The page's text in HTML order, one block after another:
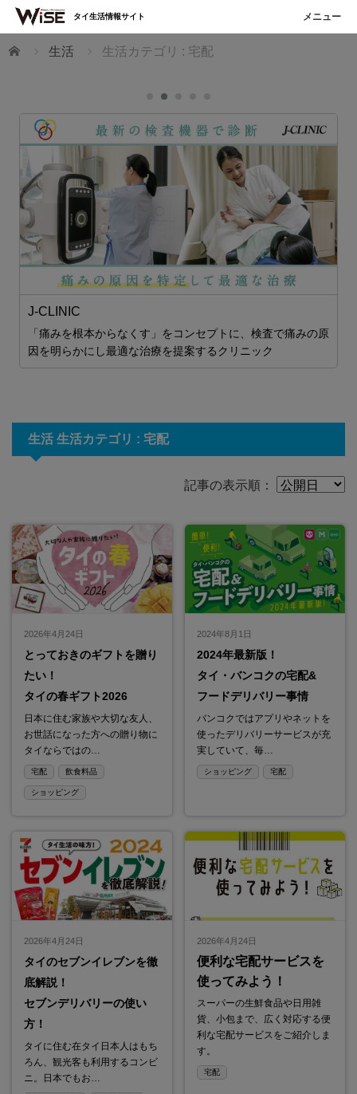
ホーム 生活 生活カテゴリ : 宅配
J-CLINIC
「痛みを根本からなくす」をコンセプトに、検査で痛みの原
因を明らかにし最適な治療を提案するクリニック
生活 生活カテゴリ : 宅配
記事の表示順：
2026年4月24日
とっておきのギフトを贈り
たい！
タイの春ギフト2026
日本に住む家族や大切な友人、
お世話になった方への贈り物に
タイならではの…
宅配 飲食料品
ショッピング
2024年8月1日
2024年最新版！
タイ・バンコクの宅配&
フードデリバリー事情
バンコクではアプリやネットを
使ったデリバリーサービスが充
実していて、毎…
ショッピング 宅配
2026年4月24日
タイのセブンイレブンを徹
底解説！
セブンデリバリーの使い
方！
タイに住む在タイ日本人はもち
ろん、観光客も利用するコンビ
ニ。日本でもお…
2026年4月24日
便利な宅配サービスを
使ってみよう！
スーパーの生鮮食品や日用雑
貨、小包まで、広く対応する便
利な宅配サービスをご紹介しま
す。
宅配
タイ生活情報サイト